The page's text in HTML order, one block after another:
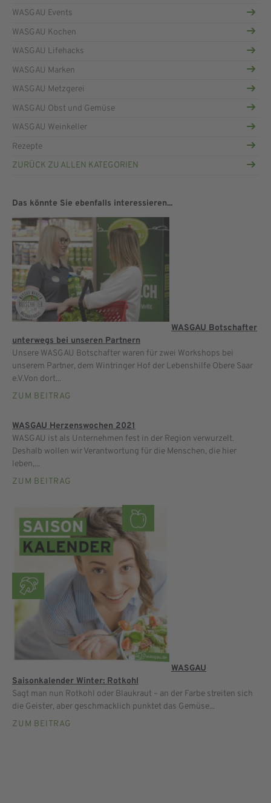
WASGAU Events
WASGAU Kochen
WASGAU Lifehacks
WASGAU Marken
WASGAU Metzgerei
WASGAU Obst und Gemüse
WASGAU Weinkeller
Rezepte
ZURÜCK ZU ALLEN KATEGORIEN
Das könnte Sie ebenfalls interessieren...
WASGAU Botschafter
unterwegs bei unseren Partnern
Unsere WASGAU Botschafter waren für zwei Workshops bei
unserem Partner, dem Wintringer Hof der Lebenshilfe Obere Saar
e.V.Von dort...
ZUM BEITRAG
WASGAU Herzenswochen 2021
WASGAU ist als Unternehmen fest in der Region verwurzelt.
Deshalb wollen wir Verantwortung für die Menschen, die hier
leben,...
ZUM BEITRAG
WASGAU
Saisonkalender Winter: Rotkohl
Sagt man nun Rotkohl oder Blaukraut – an der Farbe streiten sich
die Geister, aber geschmacklich punktet das Gemüse...
ZUM BEITRAG